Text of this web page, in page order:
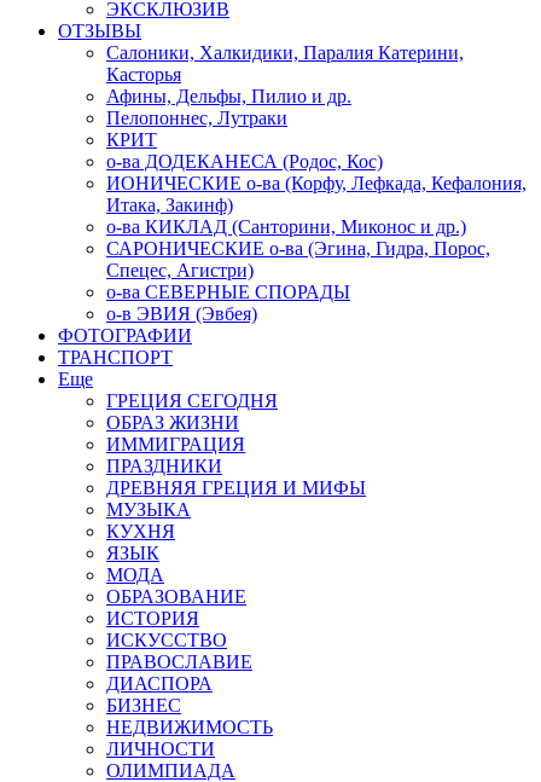
ЭКСКЛЮЗИВ
ОТЗЫВЫ
Салоники, Халкидики, Паралия Катерини,
Касторья
Афины, Дельфы, Пилио и др.
Пелопоннес, Лутраки
КРИТ
о-ва ДОДЕКАНЕСА (Родос, Кос)
ИОНИЧЕСКИЕ о-ва (Корфу, Лефкада, Кефалония,
Итака, Закинф)
о-ва КИКЛАД (Санторини, Миконос и др.)
САРОНИЧЕСКИЕ о-ва (Эгина, Гидра, Порос,
Спецес, Агистри)
о-ва СЕВЕРНЫЕ СПОРАДЫ
о-в ЭВИЯ (Эвбея)
ФОТОГРАФИИ
ТРАНСПОРТ
Еще
ГРЕЦИЯ СЕГОДНЯ
ОБРАЗ ЖИЗНИ
ИММИГРАЦИЯ
ПРАЗДНИКИ
ДРЕВНЯЯ ГРЕЦИЯ И МИФЫ
МУЗЫКА
КУХНЯ
ЯЗЫК
МОДА
ОБРАЗОВАНИЕ
ИСТОРИЯ
ИСКУССТВО
ПРАВОСЛАВИЕ
ДИАСПОРА
БИЗНЕС
НЕДВИЖИМОСТЬ
ЛИЧНОСТИ
ОЛИМПИАДА